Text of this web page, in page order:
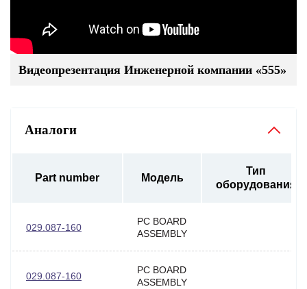
Видеопрезентация Инженерной компании «555»
Аналоги
Part number Модель
Тип
оборудования
029.087-160
PC BOARD
ASSEMBLY
029.087-160
PC BOARD
ASSEMBLY